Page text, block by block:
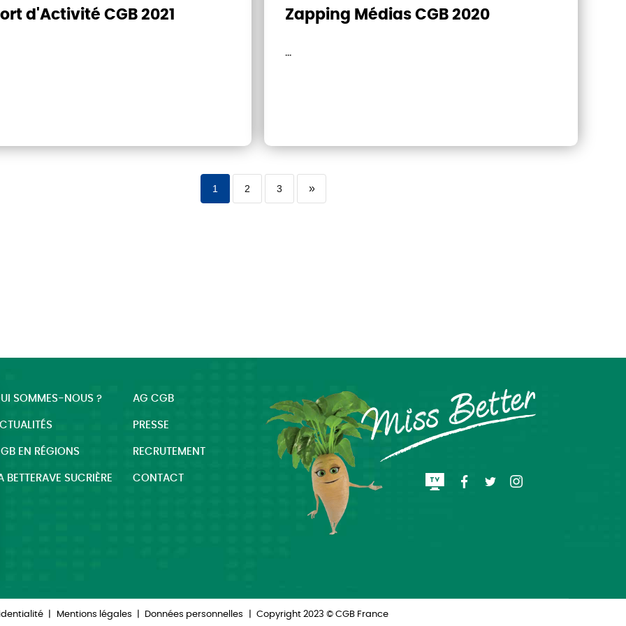
d'Activité CGB 2021 Zapping Médias CGB 2020
...
1 2 3 »
SOMMES-NOUS ?
EN RÉGIONS
BETTERAVE SUCRIÈRE
AG CGB
PRESSE
RECRUTEMENT
CONTACT
Mentions légales Données personnelles Copyright 2023 © CGB France